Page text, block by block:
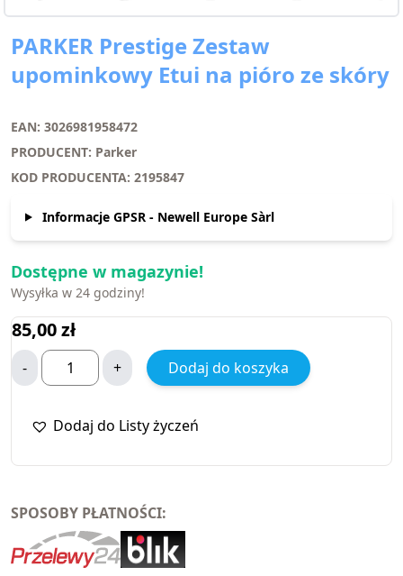
PARKER Prestige Zestaw
upominkowy Etui na pióro ze skóry
EAN: 3026981958472
PRODUCENT: Parker
KOD PRODUCENTA: 2195847
Informacje GPSR - Newell Europe Sàrl
Dostępne w magazynie!
Wysyłka w 24 godziny!
85,00zł
- + Dodaj do koszyka
Dodaj do Listy życzeń
SPOSOBY PŁATNOŚCI: